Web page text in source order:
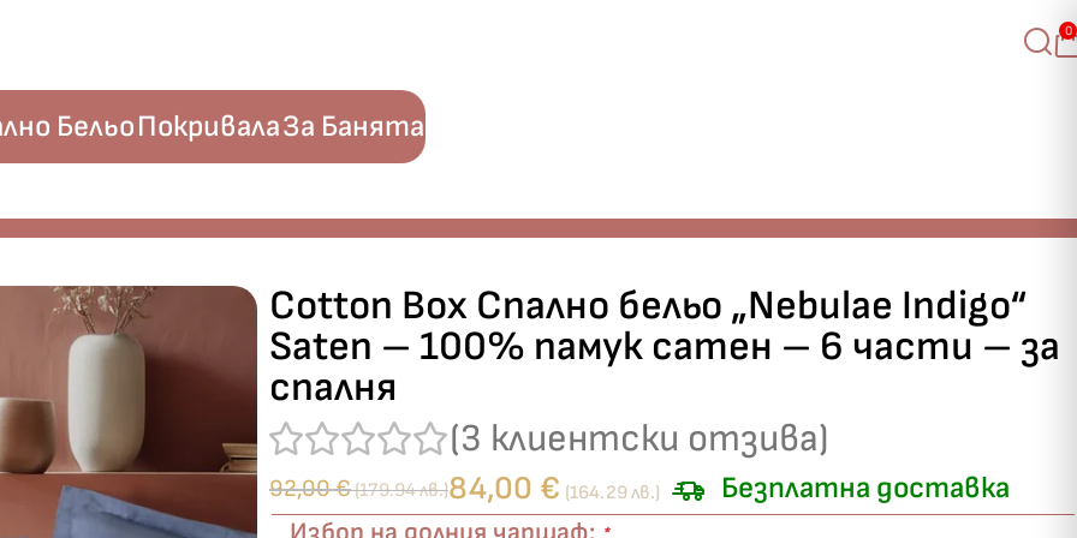
0
БельоПокривалаЗа Банята
Cotton Box Спално бельо „Nebulae Indigo“
Saten – 100% памук сатен – 6 части – за
спалня
(3 клиентски отзива)
92,00€(179.94 лв.)84,00 € (164.29 лв.) Безплатна доставка